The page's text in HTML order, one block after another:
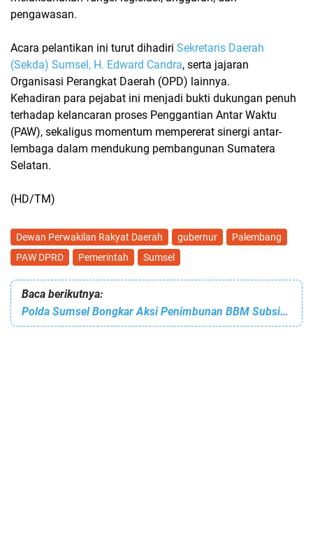
pengawasan.
Acara pelantikan ini turut dihadiri Sekretaris Daerah
(Sekda) Sumsel, H. Edward Candra, serta jajaran
Organisasi Perangkat Daerah (OPD) lainnya.
Kehadiran para pejabat ini menjadi bukti dukungan penuh
terhadap kelancaran proses Penggantian Antar Waktu
(PAW), sekaligus momentum mempererat sinergi antar-
lembaga dalam mendukung pembangunan Sumatera
Selatan.
(HD/TM)
Dewan Perwakilan Rakyat Daerah gubernur
Palembang
PAW DPRD
Pemerintah Sumsel
Baca berikutnya:
Polda Sumsel Bongkar Aksi Penimbunan BBM Subsidi di Palembang